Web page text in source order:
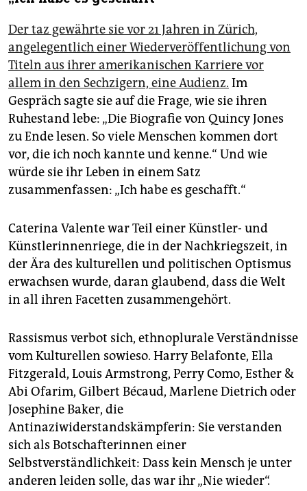
Der taz gewährte sie vor 21 Jahren in Zürich,
angelegentlich einer Wiederveröffentlichung von
Titeln aus ihrer amerikanischen Karriere vor
allem in den Sechzigern, eine Audienz. Im
Gespräch sagte sie auf die Frage, wie sie ihren
Ruhestand lebe: „Die Biografie von Quincy Jones
zu Ende lesen. So viele Menschen kommen dort
vor, die ich noch kannte und kenne.“ Und wie
würde sie ihr Leben in einem Satz
zusammenfassen: „Ich habe es geschafft.“
Caterina Valente war Teil einer Künstler- und
Künstlerinnenriege, die in der Nachkriegszeit, in
der Ära des kulturellen und politischen Optismus
erwachsen wurde, daran glaubend, dass die Welt
in all ihren Facetten zusammengehört.
Rassismus verbot sich, ethnoplurale Verständnisse
vom Kulturellen sowieso. Harry Belafonte, Ella
Fitzgerald, Louis Armstrong, Perry Como, Esther &
Abi Ofarim, Gilbert Bécaud, Marlene Dietrich oder
Josephine Baker, die
Antinaziwiderstandskämpferin: Sie verstanden
sich als Botschafterinnen einer
Selbstverständlichkeit: Dass kein Mensch je unter
anderen leiden solle, das war ihr „Nie wieder“.